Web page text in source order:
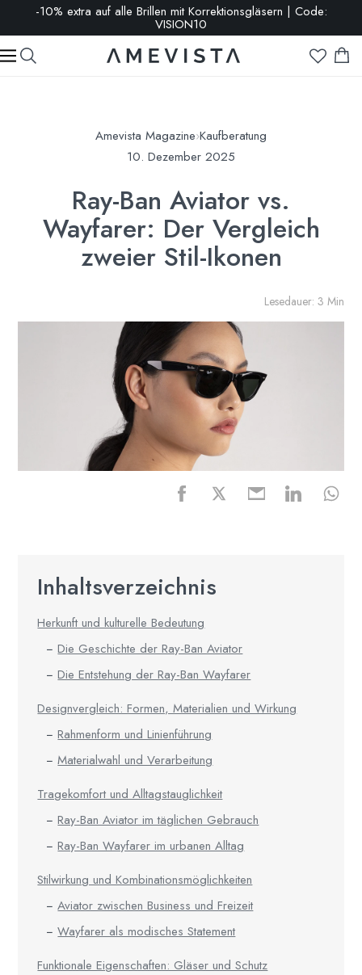
-10% extra auf alle Brillen mit Korrektionsgläsern | Code:
VISION10
Amevista Magazine›Kaufberatung
10. Dezember 2025
Ray-Ban Aviator vs.
Wayfarer: Der Vergleich
zweier Stil-Ikonen
Lesedauer: 3 Min
Inhaltsverzeichnis
Herkunft und kulturelle Bedeutung
Die Geschichte der Ray-Ban Aviator
Die Entstehung der Ray-Ban Wayfarer
Designvergleich: Formen, Materialien und Wirkung
Rahmenform und Linienführung
Materialwahl und Verarbeitung
Tragekomfort und Alltagstauglichkeit
Ray-Ban Aviator im täglichen Gebrauch
Ray-Ban Wayfarer im urbanen Alltag
Stilwirkung und Kombinationsmöglichkeiten
Aviator zwischen Business und Freizeit
Wayfarer als modisches Statement
Funktionale Eigenschaften: Gläser und Schutz